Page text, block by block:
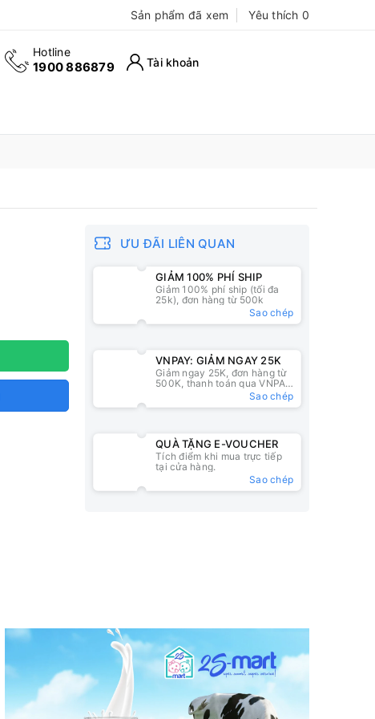
Sản phẩm đã xem Yêu thích 0
Hotline
1900 886879 Tài khoản
ƯU ĐÃI LIÊN QUAN
GIẢM 100% PHÍ SHIP
Giảm 100% phí ship (tối đa
25k), đơn hàng từ 500k
Sao chép
VNPAY: GIẢM NGAY 25K
Giảm ngay 25K, đơn hàng từ
500K, thanh toán qua VNPAY
Sao chép
QUÀ TẶNG E-VOUCHER
Tích điểm khi mua trực tiếp
tại cửa hàng.
Sao chép